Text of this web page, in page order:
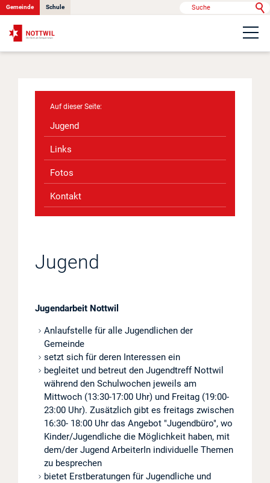
Politik & Verwaltung
Onlinedienste
Kontakt
Gemeinde Schule
Anlässe
Barrierefrei
Jugend
Jugendarbeit Nottwil
Anlaufstelle für alle Jugendlichen der
Gemeinde
setzt sich für deren Interessen ein
begleitet und betreut den Jugendtreff Nottwil
während den Schulwochen jeweils am
Mittwoch (13:30-17:00 Uhr) und Freitag (19:00-
23:00 Uhr). Zusätzlich gibt es freitags zwischen
16:30- 18:00 Uhr das Angebot "Jugendbüro", wo
Kinder/Jugendliche die Möglichkeit haben, mit
dem/der Jugend ArbeiterIn individuelle Themen
zu besprechen
bietet Erstberatungen für Jugendliche und
Jugend
Links
Fotos
Kontakt